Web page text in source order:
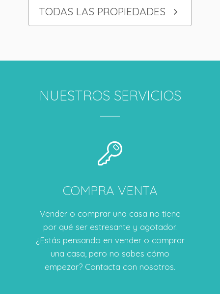
TODAS LAS PROPIEDADES
NUESTROS SERVICIOS
COMPRA VENTA
Vender o comprar una casa no tiene
por qué ser estresante y agotador.
¿Estás pensando en vender o comprar
una casa, pero no sabes cómo
empezar? Contacta con nosotros.